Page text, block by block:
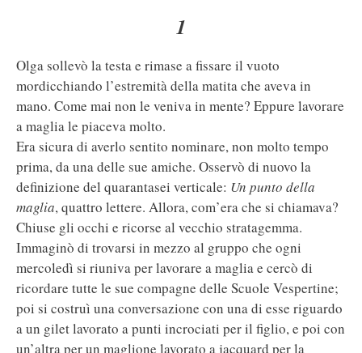
1
Olga sollevò la testa e rimase a fissare il vuoto
mordicchiando l’estremità della matita che aveva in
mano. Come mai non le veniva in mente? Eppure lavorare
a maglia le piaceva molto.
Era sicura di averlo sentito nominare, non molto tempo
prima, da una delle sue amiche. Osservò di nuovo la
definizione del quarantasei verticale: Un punto della
maglia, quattro lettere. Allora, com’era che si chiamava?
Chiuse gli occhi e ricorse al vecchio stratagemma.
Immaginò di trovarsi in mezzo al gruppo che ogni
mercoledì si riuniva per lavorare a maglia e cercò di
ricordare tutte le sue compagne delle Scuole Vespertine;
poi si costruì una conversazione con una di esse riguardo
a un gilet lavorato a punti incrociati per il figlio, e poi con
un’altra per un maglione lavorato a jacquard per la